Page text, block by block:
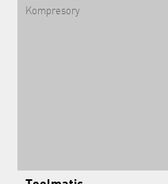
Kompresory